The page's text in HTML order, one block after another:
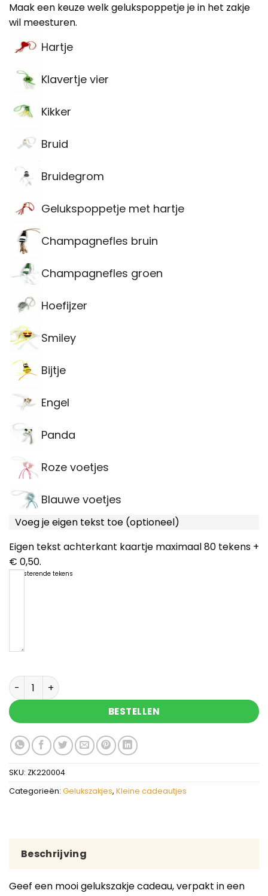
Maak een keuze welk gelukspoppetje je in het zakje
wil meesturen.
Hartje
Klavertje vier
Kikker
Bruid
Bruidegrom
Gelukspoppetje met hartje
Champagnefles bruin
Champagnefles groen
Hoefijzer
Smiley
Bijtje
Engel
Panda
Roze voetjes
Blauwe voetjes
Voeg je eigen tekst toe (optioneel)
Eigen tekst achterkant kaartje maximaal 80 tekens +
€ 0,50.
resterende tekens
Hou vol - gelukszakje met gelukspoppetje aantal
BESTELLEN
SKU: ZK220004
Categorieën: Gelukszakjes, Kleine cadeautjes
Beschrijving
Geef een mooi gelukszakje cadeau, verpakt in een